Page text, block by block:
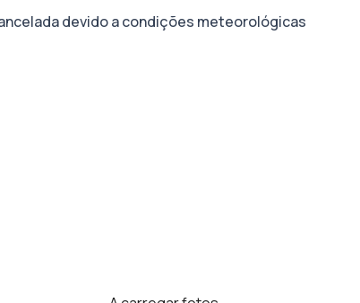
devido a condições meteorológicas